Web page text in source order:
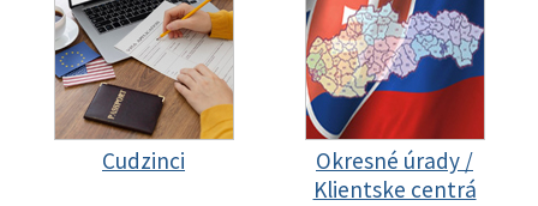
Cudzinci
Okresné úrady /
Klientske centrá